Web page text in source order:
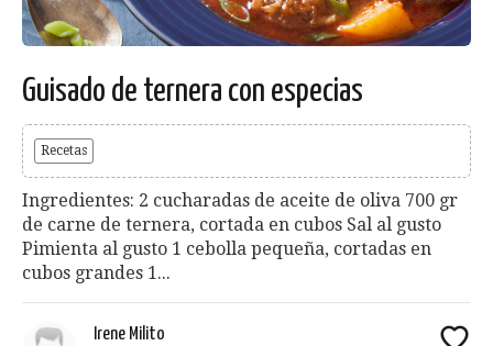
Guisado de ternera con especias
Recetas
Ingredientes: 2 cucharadas de aceite de oliva 700 gr
de carne de ternera, cortada en cubos Sal al gusto
Pimienta al gusto 1 cebolla pequeña, cortadas en
cubos grandes 1...
Irene Milito